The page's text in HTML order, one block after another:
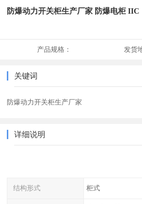
防爆动力开关柜生产厂家 防爆电柜 IIC
产品规格： 发货
关键词
防爆动力开关柜生产厂家
详细说明
结构形式 柜式